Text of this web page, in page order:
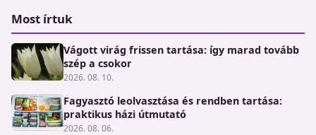
Most írtuk
Vágott virág frissen tartása: így marad tovább
szép a csokor
2026. 08. 10.
Fagyasztó leolvasztása és rendben tartása:
praktikus házi útmutató
2026. 08. 06.